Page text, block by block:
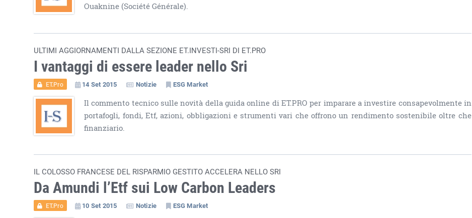
Ouaknine (Société Générale).
ULTIMI AGGIORNAMENTI DALLA SEZIONE ET.INVESTI-SRI DI ET.PRO
I vantaggi di essere leader nello Sri
ET.Pro 14 Set 2015 Notizie ESG Market
Il commento tecnico sulle novità della guida online di ET.PRO per imparare a investire consapevolmente in
portafogli, fondi, Etf, azioni, obbligazioni e strumenti vari che offrono un rendimento sostenibile oltre che
finanziario.
IL COLOSSO FRANCESE DEL RISPARMIO GESTITO ACCELERA NELLO SRI
Da Amundi l’Etf sui Low Carbon Leaders
ET.Pro 10 Set 2015 Notizie ESG Market